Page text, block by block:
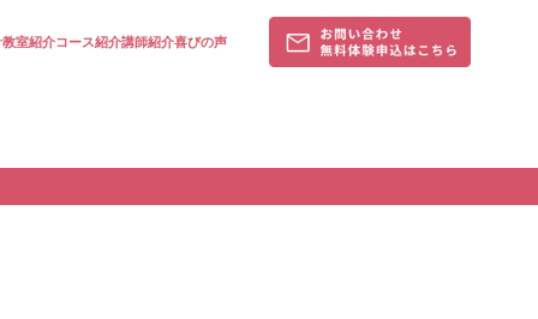
教室紹介コース紹介講師紹介喜びの声